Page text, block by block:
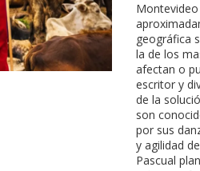
geográfica
la de los
afectan o
escritor y
de la
son
por sus
y agilidad
Pascual